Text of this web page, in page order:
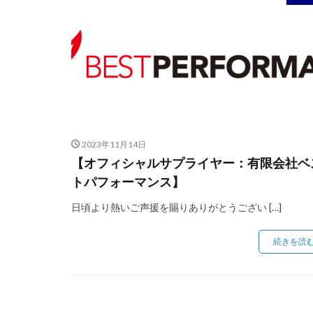
2023年11月14日
【オフィシャルサプライヤー：有限会社
トパフォーマンス】
日頃より熱いご声援を賜りありがとうござい […]
続きを読